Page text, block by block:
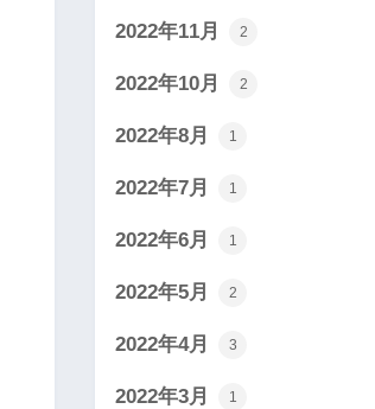
2022年11月 2
2022年10月 2
2022年8月 1
2022年7月 1
2022年6月 1
2022年5月 2
2022年4月 3
2022年3月 1